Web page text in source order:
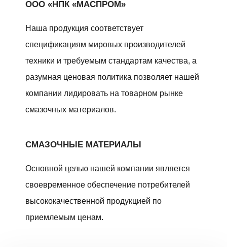
ООО «НПК «МАСПРОМ»
Наша продукция соответствует
спецификациям мировых производителей
техники и требуемым стандартам качества, а
разумная ценовая политика позволяет нашей
компании лидировать на товарном рынке
смазочных материалов.
СМАЗОЧНЫЕ МАТЕРИАЛЫ
Основной целью нашей компании является
своевременное обеспечение потребителей
высококачественной продукцией по
приемлемым ценам.